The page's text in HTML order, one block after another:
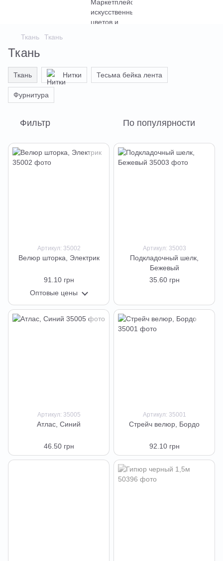
Ткань Ткань
Ткань
Ткань Нитки Тесьма бейка лента
Фурнитура
Фильтр По популярности
Артикул: 35002
Велюр шторка, Электрик
91.10 грн
Оптовые цены
Артикул: 35003
Подкладочный шелк,
Бежевый
35.60 грн
Артикул: 35005
Атлас, Синий
46.50 грн
Артикул: 35001
Стрейч велюр, Бордо
92.10 грн